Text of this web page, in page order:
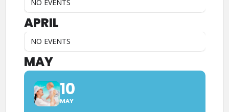
NO EVENTS
APRIL
NO EVENTS
MAY
10
MAY